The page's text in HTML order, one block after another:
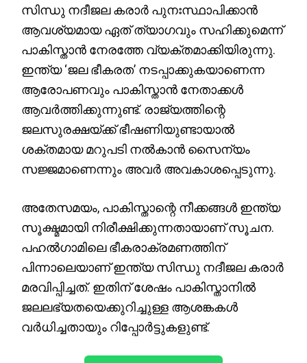
സിന്ധു നദീജല കരാർ പുനഃസ്ഥാപിക്കാൻ
ആവശ്യമായ ഏത് ത്യാഗവും സഹിക്കുമെന്ന്
പാകിസ്താൻ നേരത്തേ വ്യക്തമാക്കിയിരുന്നു.
ഇന്ത്യ ‘ജല ഭീകരത’ നടപ്പാക്കുകയാണെന്ന
ആരോപണവും പാകിസ്താൻ നേതാക്കൾ
ആവർത്തിക്കുന്നുണ്ട്. രാജ്യത്തിന്റെ
ജലസുരക്ഷയ്ക്ക് ഭീഷണിയുണ്ടായാൽ
ശക്തമായ മറുപടി നൽകാൻ സൈന്യം
സജ്ജമാണെന്നും അവർ അവകാശപ്പെടുന്നു.
അതേസമയം, പാകിസ്താന്റെ നീക്കങ്ങൾ ഇന്ത്യ
സൂക്ഷ്മമായി നിരീക്ഷിക്കുന്നതായാണ് സൂചന.
പഹൽഗാമിലെ ഭീകരാക്രമണത്തിന്
പിന്നാലെയാണ് ഇന്ത്യ സിന്ധു നദീജല കരാർ
മരവിപ്പിച്ചത്. ഇതിന് ശേഷം പാകിസ്താനിൽ
ജലലഭ്യതയെക്കുറിച്ചുള്ള ആശങ്കകൾ
വർധിച്ചതായും റിപ്പോർട്ടുകളുണ്ട്.